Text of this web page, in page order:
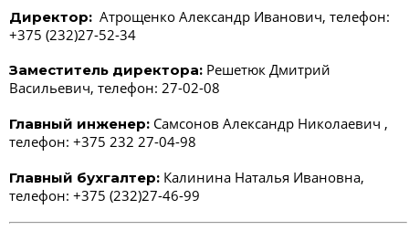
Директор: Атрощенко Александр Иванович, телефон:
+375 (232)27-52-34
Заместитель директора: Решетюк Дмитрий
Васильевич, телефон: 27-02-08
Главный инженер: Самсонов Александр Николаевич ,
телефон: +375 232 27-04-98
Главный бухгалтер: Калинина Наталья Ивановна,
телефон: +375 (232)27-46-99